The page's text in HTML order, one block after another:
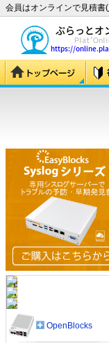
会員はオンラインで見積書(
OpenBlocks